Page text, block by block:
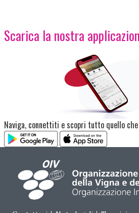
Scarica la nostra
Immagine
Naviga, connettiti e scopri tutto quello